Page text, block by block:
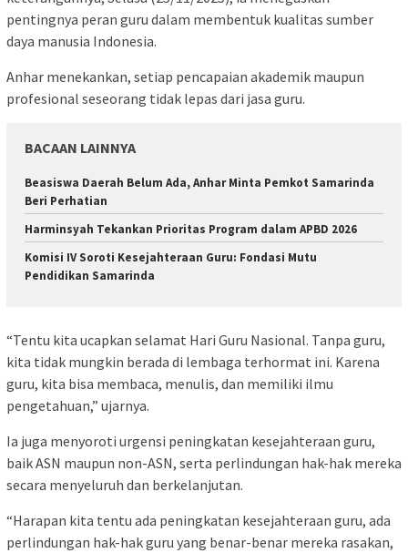
pentingnya peran guru dalam membentuk kualitas sumber
daya manusia Indonesia.
Anhar menekankan, setiap pencapaian akademik maupun
profesional seseorang tidak lepas dari jasa guru.
BACAAN LAINNYA
Beasiswa Daerah Belum Ada, Anhar Minta Pemkot Samarinda
Beri Perhatian
Harminsyah Tekankan Prioritas Program dalam APBD 2026
Komisi IV Soroti Kesejahteraan Guru: Fondasi Mutu
Pendidikan Samarinda
“Tentu kita ucapkan selamat Hari Guru Nasional. Tanpa guru,
kita tidak mungkin berada di lembaga terhormat ini. Karena
guru, kita bisa membaca, menulis, dan memiliki ilmu
pengetahuan,” ujarnya.
Ia juga menyoroti urgensi peningkatan kesejahteraan guru,
baik ASN maupun non-ASN, serta perlindungan hak-hak mereka
secara menyeluruh dan berkelanjutan.
“Harapan kita tentu ada peningkatan kesejahteraan guru, ada
perlindungan hak-hak guru yang benar-benar mereka rasakan,